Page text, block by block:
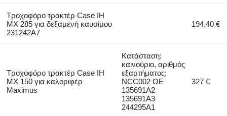
Τροχοφόρο τρακτέρ Case IH
MX 285 για δεξαμενή καυσίμου
231242A7
194,40 €
Τροχοφόρο τρακτέρ Case IH
MX 150 για καλοριφέρ
Maximus
Κατάσταση:
καινούριο, αριθμός
εξαρτήματος:
NCC002 OE
135691A2
135691A3
244295A1
327 €